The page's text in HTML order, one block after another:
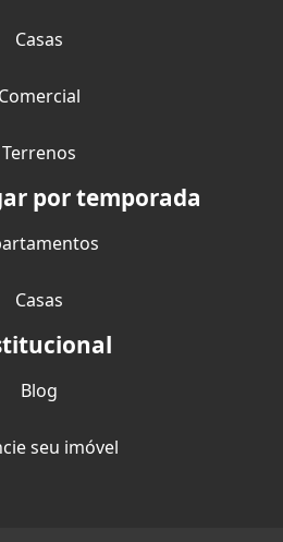
Casas
Comercial
Terrenos
por temporada
Casas
Blog
seu imóvel